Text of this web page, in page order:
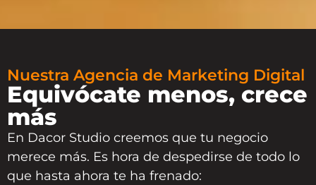
Nuestra Agencia de Marketing Digital
Equivócate menos, crece
más
En Dacor Studio creemos que tu negocio
merece más. Es hora de despedirse de todo lo
que hasta ahora te ha frenado: